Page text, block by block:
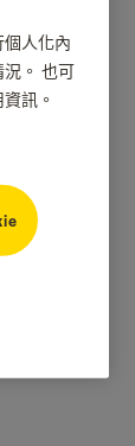
人化內
。 也可
訊。